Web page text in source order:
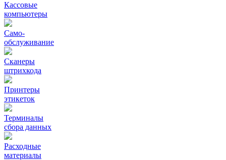
Кассовые
компьютеры
Само-
обслуживание
Сканеры
штрихкода
Принтеры
этикеток
Терминалы
сбора данных
Расходные
материалы